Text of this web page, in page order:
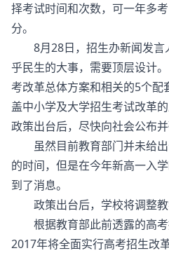
择考试时间和次数，可一年多
分。
8月28日，招生办新闻发言
乎民生的大事，需要顶层设计
考改革总体方案和相关的5个配
盖中小学及大学招生考试改革
政策出台后，尽快向社会公布并
虽然目前教育部门并未给出
的时间，但是在今年新高一入
到了消息。
政策出台后，学校将调整教
根据教育部此前透露的高考
2017年将全面实行高考招生改